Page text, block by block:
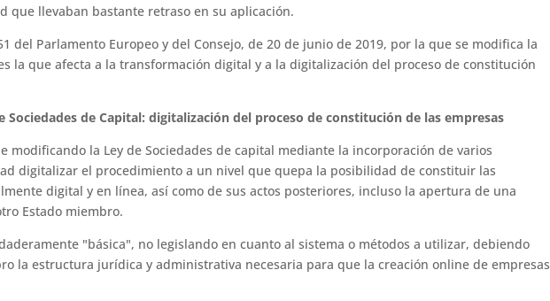
que llevaban bastante retraso en su aplicación.
del Parlamento Europeo y del Consejo, de 20 de junio de 2019, por la que se modifica la
la que afecta a la transformación digital y a la digitalización del proceso de constitución
Sociedades de Capital: digitalización del proceso de constitución de las empresas
modificando la Ley de Sociedades de capital mediante la incorporación de varios
digitalizar el procedimiento a un nivel que quepa la posibilidad de constituir las
digital y en línea, así como de sus actos posteriores, incluso la apertura de una
Estado miembro.
"básica", no legislando en cuanto al sistema o métodos a utilizar, debiendo
la estructura jurídica y administrativa necesaria para que la creación online de empresas